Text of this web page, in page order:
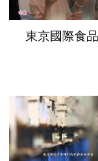
東京國際食